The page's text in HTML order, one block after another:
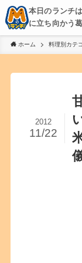
本日のランチ
に立ち向かう
京都・神戸を
き、飲み歩き
ホーム 料理別カテ
2012
11/22